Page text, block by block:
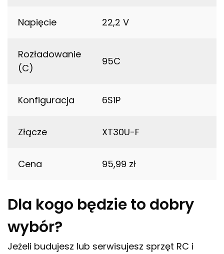
Napięcie 22,2 V
Rozładowanie
(C)
95C
Konfiguracja 6S1P
Złącze XT30U-F
Cena 95,99 zł
Dla kogo będzie to dobry
wybór?
Jeżeli budujesz lub serwisujesz sprzęt RC i